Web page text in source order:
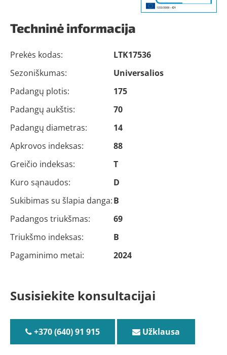
Techninė informacija
Prekės kodas:
LTK17536
Sezoniškumas:
Universalios
Padangų plotis:
175
Padangų aukštis:
70
Padangų diametras:
14
Apkrovos indeksas:
88
Greičio indeksas:
T
Kuro sąnaudos:
D
Sukibimas su šlapia danga:B
Padangos triukšmas:
69
Triukšmo indeksas:
B
Pagaminimo metai:
2024
Susisiekite konsultacijai
+370 (640) 91 915 Užklausa